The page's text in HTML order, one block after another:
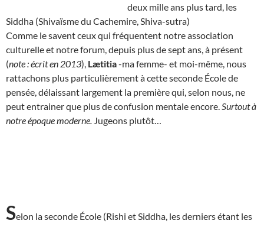
deux mille ans plus tard, les
Siddha (Shivaïsme du Cachemire, Shiva-sutra)
Comme le savent ceux qui fréquentent notre association
culturelle et notre forum, depuis plus de sept ans, à présent
(note : écrit en 2013), Lætitia-ma femme- et moi-même, nous
rattachons plus particulièrement à cette seconde École de
pensée, délaissant largement la première qui, selon nous, ne
peut entrainer que plus de confusion mentale encore. Surtout à
notre époque moderne. Jugeons plutôt…
Selon la seconde École (Rishi et Siddha, les derniers étant les